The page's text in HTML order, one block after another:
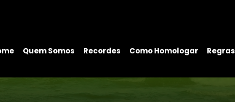
Quem Somos Recordes Como Homologar Regras